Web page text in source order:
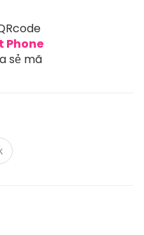
Phone
sẻ mã